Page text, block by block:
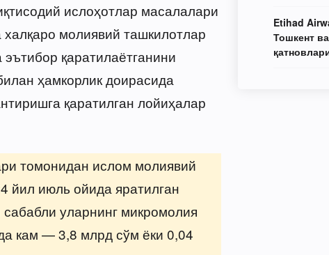
ислоҳотлар масалалари
молиявий ташкилотлар
қаратилаётганини
ҳамкорлик доирасида
қаратилган лойиҳалар
томонидан ислом молиявий
йил июль ойида яратилган
уларнинг микромолия
кам — 3,8 млрд сўм ёки 0,04
Etihad
Тошкент